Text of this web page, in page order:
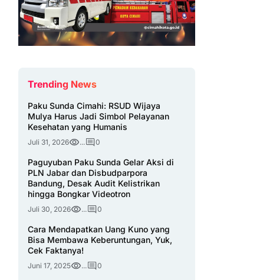
Trending News
Paku Sunda Cimahi: RSUD Wijaya
Mulya Harus Jadi Simbol Pelayanan
Kesehatan yang Humanis
Juli 31, 2026 ... 0
Paguyuban Paku Sunda Gelar Aksi di
PLN Jabar dan Disbudparpora
Bandung, Desak Audit Kelistrikan
hingga Bongkar Videotron
Juli 30, 2026 ... 0
Cara Mendapatkan Uang Kuno yang
Bisa Membawa Keberuntungan, Yuk,
Cek Faktanya!
Juni 17, 2025 ... 0